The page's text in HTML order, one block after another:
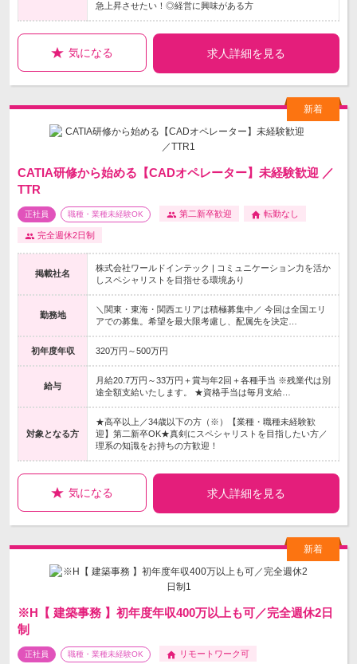
急上昇させたい！◎経営に興味がある方
気になる 求人詳細を見る
CATIA研修から始める【CADオペレーター】未経験歓迎 ／
TTR
正社員 職種・業種未経験OK 第二新卒歓迎 転勤なし
完全週休2日制
掲載社名
株式会社ワールドインテック | コミュニケーション力を活か
しスペシャリストを目指せる環境あり
勤務地
＼関東・東海・関西エリアは積極募集中／ 今回は全国エリ
アでの募集。希望を最大限考慮し、配属先を決定…
初年度年収 320万円～500万円
給与
月給20.7万円～33万円＋賞与年2回＋各種手当 ※残業代は別
途全額支給いたします。 ★資格手当は毎月支給…
対象となる方
★高卒以上／34歳以下の方（※）【業種・職種未経験歓
迎】第二新卒OK★真剣にスペシャリストを目指したい方／
理系の知識をお持ちの方歓迎！
気になる 求人詳細を見る
※H【 建築事務 】初年度年収400万以上も可／完全週休2日
制
正社員 職種・業種未経験OK リモートワーク可